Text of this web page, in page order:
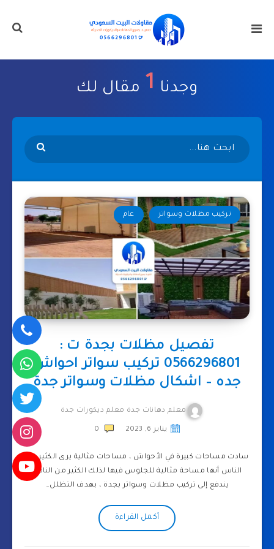
وجدنا 1 مقال لك
تركيب مظلات وسواتر عام
تفصيل مظلات بجدة ت :
0566296801 تركيب سواتر احواش
جده – اشكال مظلات وسواتر جدة
معلم دهانات جدة معلم ديكورات جدة
يناير 6, 2023 0
سادت مساحات كبيرة في الأحواش ، مساحات مثالية يرى الكثير من
الناس أنها مساحة مثالية للجلوس فيها لذلك الكثير من الناس
يندفع إلى تركيب مظلات وسواتر بجدة ، بهدف التظلل…
أكمل القراءة